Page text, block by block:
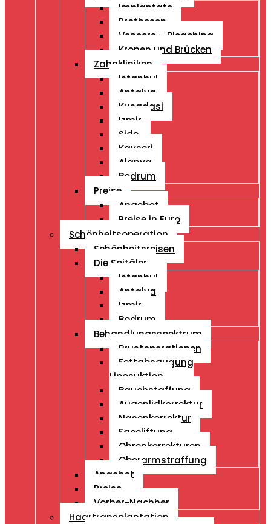
Implantate
Prothesen
Veneers – Bleaching
Kronen und Brücken
Zahnkliniken
Istanbul
Antalya
Kusadasi
Izmir
Side
Kayseri
Alanya
Bodrum
Preise
Angebot
Preise in Euro
Schönheitsoperation
Schönheitsreisen
Die Spitäler
Istanbul
Antalya
Izmir
Bodrum
Behandlungsspektrum
Brustoperationen
Fettabsaugung
Liposuktion
Bauchstaffung
Augenlidkorrektur
Nasenkorrektur
Faceliftung
Ohrenkorrekturen
Oberarmstraffung
Angebot
Preise
Vorher-Nachher
Haartransplantation